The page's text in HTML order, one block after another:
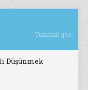
Tümünü gör
Düşünmek